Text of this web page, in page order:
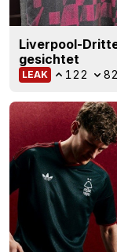
Liverpool-
gesichtet
LEAK 122 82